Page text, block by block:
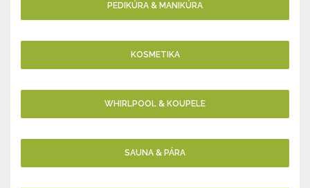
PEDIKÚRA & MANIKÚRA
KOSMETIKA
WHIRLPOOL & KOUPELE
SAUNA & PÁRA